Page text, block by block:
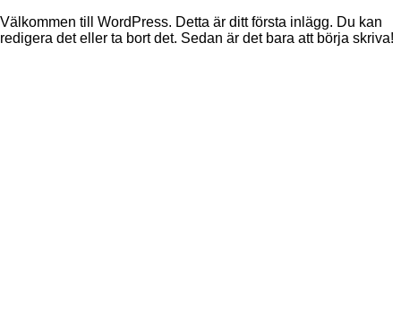
Välkommen till WordPress. Detta är ditt första inlägg. Du kan
redigera det eller ta bort det. Sedan är det bara att börja skriva!